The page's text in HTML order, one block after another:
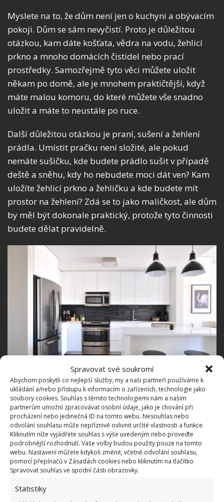
Spravovat své soukromí
Abychom poskytli co nejlepší služby, my a naši partneři používáme k
ukládání a/nebo přístupu k informacím o zařízeních, technologie jako
soubory cookies. Souhlas s těmito technologiemi nám a našim
partnerům umožní zpracovávat osobní údaje, jako je chování při
procházení nebo jedinečná ID na tomto webu. Nesouhlas nebo
odvolání souhlasu může nepříznivě ovlivnit určité vlastnosti a funkce.
Kliknutím níže vyjádřete souhlas s výše uvedeným nebo proveďte
podrobnější rozhodnutí. Vaše volby budou použity pouze na tomto
webu. Nastavení můžete kdykoli změnit, včetně odvolání souhlasu,
pomocí přepínačů v Zásadách cookies nebo kliknutím na tlačítko
Spravovat souhlas ve spodní části obrazovky.
Statistiky
Myslete na to, že dům není jen o kuchyni a obývacím
pokoji. Dům se sám nevyčistí. Proto je důležitou
otázkou, kam dáte košťata, vědra na vodu, žehlicí
prkno a mnoho domácích čistidel nebo prací
prostředky. Samozřejmě tyto věci můžete uložit
někam po domě, ale je mnohem praktičtější, když
máte malou komoru, do které můžete vše snadno
uložit a máte to neustále po ruce.
Další důležitou otázkou je praní, sušení a žehlení
prádla. Umístit pračku není složité, ale pokud
nemáte sušičku, kde budete prádlo sušit v případě
deště a sněhu, kdy ho nebudete moci dát ven? Kam
uložíte žehlicí prkno a žehličku a kde budete mít
prostor na žehlení? Zdá se to jako maličkost, ale dům
by měl být dokonale praktický, protože tyto činnosti
budete dělat pravidelně.
Fotografie: Unsplash
Myslete na své koníčky i jídlo
Každý z nás má své koníčky a každý na ně potřebuje
něco jiného. Proto byste na to měli myslet. Bude mít
každý člen rodiny dostatek úložného prostoru nebo
svou koutek, kde se budou moci věnovat oblíbené
činnosti? Někdo bude potřebovat domácí posilovnu,